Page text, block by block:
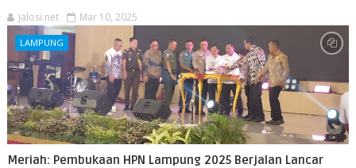
jalosi.net Mar 10, 2025
LAMPUNG
Meriah: Pembukaan HPN Lampung 2025 Berjalan Lancar